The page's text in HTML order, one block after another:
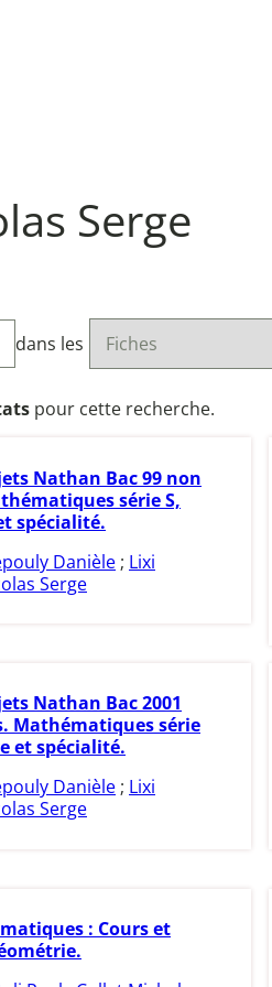
Serge
dans les
pour cette recherche.
Nathan Bac 99 non
série S,
spécialité.
Danièle ; Lixi
Serge
Nathan Bac 2001
Mathématiques série
et spécialité.
Danièle; Lixi
Serge
: Cours et